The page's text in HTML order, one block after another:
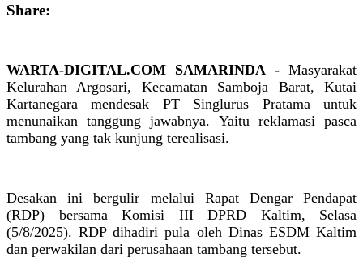
Share:
WARTA-DIGITAL.COM SAMARINDA - Masyarakat
Kelurahan Argosari, Kecamatan Samboja Barat, Kutai
Kartanegara mendesak PT Singlurus Pratama untuk
menunaikan tanggung jawabnya. Yaitu reklamasi pasca
tambang yang tak kunjung terealisasi.
Desakan ini bergulir melalui Rapat Dengar Pendapat
(RDP) bersama Komisi III DPRD Kaltim, Selasa
(5/8/2025). RDP dihadiri pula oleh Dinas ESDM Kaltim
dan perwakilan dari perusahaan tambang tersebut.